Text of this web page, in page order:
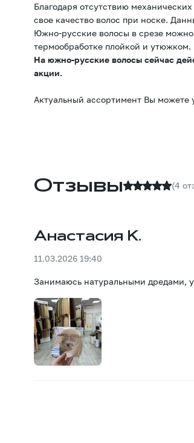
Благодаря отсутствию
свое качество волос при носке.
Южно-русские волосы в срезе
термообработке плойкой и
На южно-русские волосы сейчас
акции.
Актуальный ассортимент Вы можете
Отзывы (4
Анастасия К.
11.03.2026 19:40
Занимаюсь натуральными дредами,